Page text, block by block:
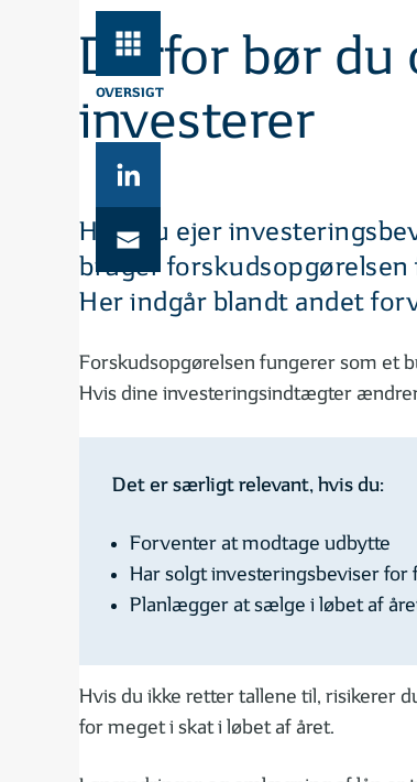
OVERSIGT
Derfor bør du
investerer
Hvis du ejer
bruger
Her indgår blandt andet
Forskudsopgørelsen fungerer som et
Hvis dine investeringsindtægter
Det er særligt relevant, hvis du:
Forventer at modtage udbytte
Har solgt investeringsbeviser for
Planlægger at sælge i løbet af
Hvis du ikke retter tallene til, risikerer
for meget i skat i løbet af året.